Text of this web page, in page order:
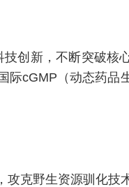
创新，不断突破核
cGMP（动态药品
克野生资源驯化技